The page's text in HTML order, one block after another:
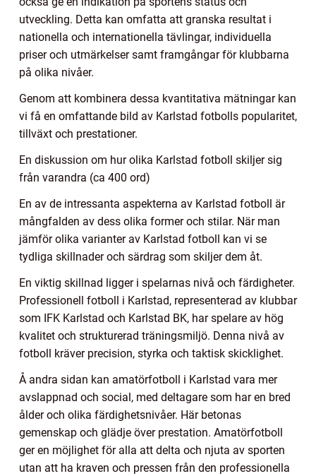
utveckling. Detta kan omfatta att granska resultat i
nationella och internationella tävlingar, individuella
priser och utmärkelser samt framgångar för klubbarna
på olika nivåer.
Genom att kombinera dessa kvantitativa mätningar kan
vi få en omfattande bild av Karlstad fotbolls popularitet,
tillväxt och prestationer.
En diskussion om hur olika Karlstad fotboll skiljer sig
från varandra (ca 400 ord)
En av de intressanta aspekterna av Karlstad fotboll är
mångfalden av dess olika former och stilar. När man
jämför olika varianter av Karlstad fotboll kan vi se
tydliga skillnader och särdrag som skiljer dem åt.
En viktig skillnad ligger i spelarnas nivå och färdigheter.
Professionell fotboll i Karlstad, representerad av klubbar
som IFK Karlstad och Karlstad BK, har spelare av hög
kvalitet och strukturerad träningsmiljö. Denna nivå av
fotboll kräver precision, styrka och taktisk skicklighet.
Å andra sidan kan amatörfotboll i Karlstad vara mer
avslappnad och social, med deltagare som har en bred
ålder och olika färdighetsnivåer. Här betonas
gemenskap och glädje över prestation. Amatörfotboll
ger en möjlighet för alla att delta och njuta av sporten
utan att ha kraven och pressen från den professionella